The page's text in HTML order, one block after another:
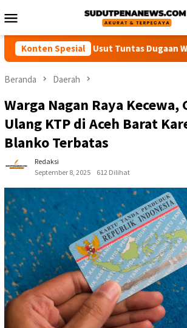
ke
Mobile
Konten Spesial
Desak Polisi Usut Tuntas Dugaan Warga
Beranda Daerah
Warga Nagan Raya Kecewa,
Ulang KTP di Aceh Barat
Blanko Terbatas
Redaksi
September 8, 2025
612 Dilihat